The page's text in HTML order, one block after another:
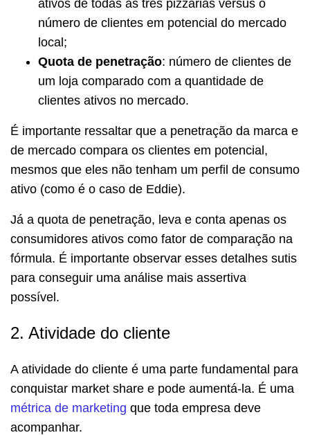
ativos de todas as três pizzarias versus o
número de clientes em potencial do mercado
local;
Quota de penetração: número de clientes de
um loja comparado com a quantidade de
clientes ativos no mercado.
É importante ressaltar que a penetração da marca e
de mercado compara os clientes em potencial,
mesmos que eles não tenham um perfil de consumo
ativo (como é o caso de Eddie).
Já a quota de penetração, leva e conta apenas os
consumidores ativos como fator de comparação na
fórmula. É importante observar esses detalhes sutis
para conseguir uma análise mais assertiva
possível.
2. Atividade do cliente
A atividade do cliente é uma parte fundamental para
conquistar market share e pode aumentá-la. É uma
métrica de marketing que toda empresa deve
acompanhar.